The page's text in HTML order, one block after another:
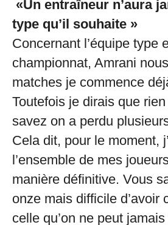
«Un entraîneur n’aura
type qu’il souhaite »
Concernant l’équipe type
championnat, Amrani
matches je commence
Toutefois je dirais que
savez on a perdu
Cela dit, pour le moment,
l’ensemble de mes
manière définitive. Vous
onze mais difficile d’avoir
celle qu’on ne peut